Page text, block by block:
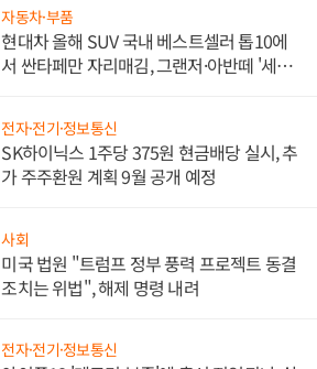
자동차·부품
현대차 올해 SUV 국내 베스트셀러 톱10에
서 싼타페만 자리매김, 그랜저·아반떼 '세단
전자·전기·정보통신
SK하이닉스 1주당 375원 현금배당 실시, 추
가 주주환원 계획 9월 공개 예정
사회
미국 법원 "트럼프 정부 풍력 프로젝트 동결
조치는 위법", 해제 명령 내려
전자·전기·정보통신